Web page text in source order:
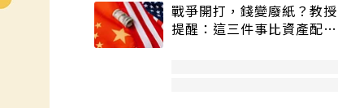
戰爭開打，錢變廢紙？教授
提醒：這三件事比資產配置